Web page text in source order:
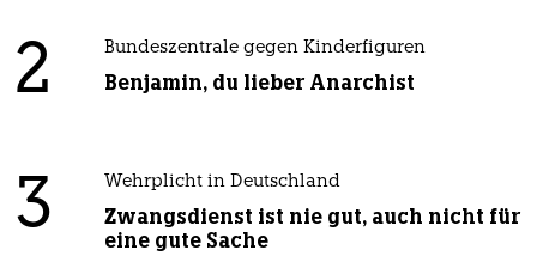
2 Bundeszentrale gegen Kinderfiguren
Benjamin, du lieber Anarchist
3 Wehrplicht in Deutschland
Zwangsdienst ist nie gut, auch nicht für
eine gute Sache